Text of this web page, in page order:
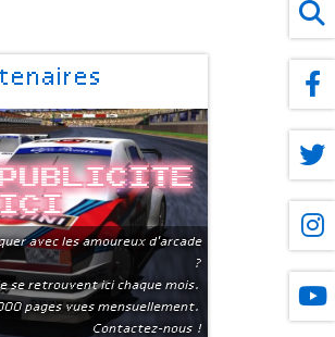
avec les amoureux d'arcade
?
se retrouvent ici chaque mois.
pages vues mensuellement.
Contactez-nous !